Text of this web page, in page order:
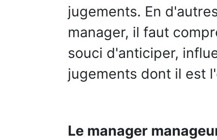
jugements. En
manager, il faut
souci d'anticiper,
jugements dont il est
Le manager